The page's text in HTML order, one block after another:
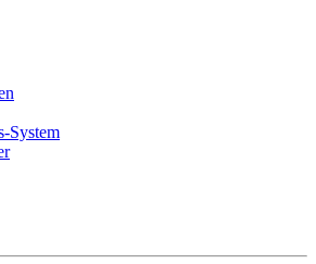
System